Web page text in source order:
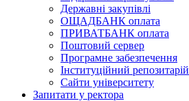
Державні закупівлі
ОЩАДБАНК оплата
ПРИВАТБАНК оплата
Поштовий сервер
Програмне забезпечення
Інституційний репозитарій
Сайти університету
Запитати у ректора